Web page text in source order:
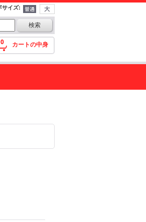
サイズ:
0 カートの中身